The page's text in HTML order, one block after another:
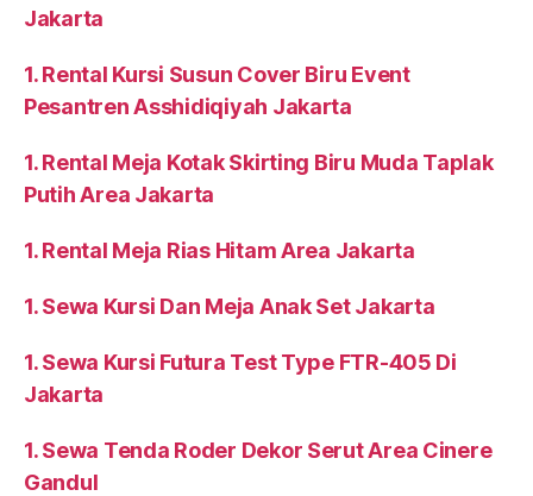
Jakarta
1. Rental Kursi Susun Cover Biru Event
Pesantren Asshidiqiyah Jakarta
1. Rental Meja Kotak Skirting Biru Muda Taplak
Putih Area Jakarta
1. Rental Meja Rias Hitam Area Jakarta
1. Sewa Kursi Dan Meja Anak Set Jakarta
1. Sewa Kursi Futura Test Type FTR-405 Di
Jakarta
1. Sewa Tenda Roder Dekor Serut Area Cinere
Gandul